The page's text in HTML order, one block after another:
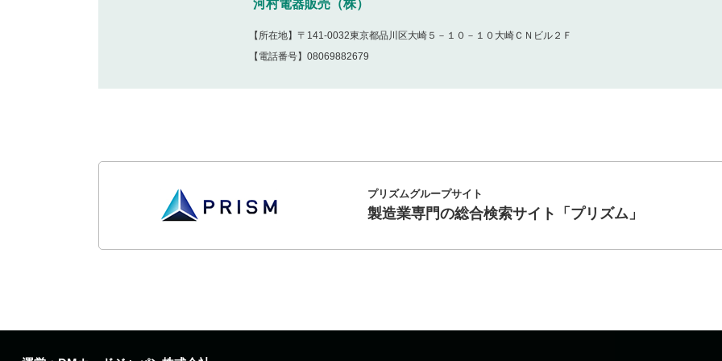
河村電器販売（株）
【所在地】〒141-0032東京都品川区大崎５－１０－１０大崎ＣＮビル２Ｆ
【電話番号】08069882679
プリズムグループサイト
製造業専門の総合検索サイト 「プリズム」